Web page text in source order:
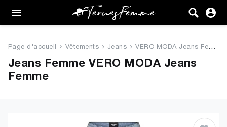
Femme
Vêtements
Page d'accueil Vêtements Jeans VERO MODA Jeans Femme
Jeans Femme VERO MODA Jeans
Femme